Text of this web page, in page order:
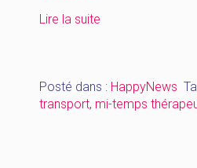
Lire la suite
–
mutuelle
Posté dans : HappyNews
transport, mi-temps